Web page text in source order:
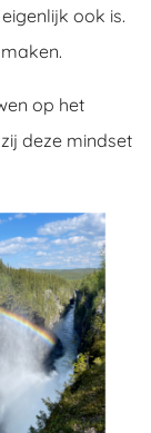
ook is.
op het
deze mindset